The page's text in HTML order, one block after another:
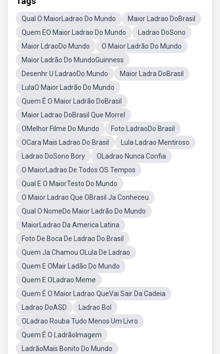
Qual O MaiorLadrao Do Mundo
Maior Ladrao DoBrasil
Quem EO Maior Ladrao Do Mundo
Ladrao DoSono
Maior LdraoDo Mundo
O Maior Ladrão Do Mundo
Maior Ladrão Do MundoGuinness
Desenhr U LadraoDo Mundo
Maior Ladra DoBrasil
LulaO Maior Ladrão Do Mundo
Quem É O Maior Ladrão DoBrasil
Maior Ladrao DoBrasil Que Morrel
OMelhor Filme Do Mundo
Foto LadraoDo Brasil
OCara Mais Ladrao Do Brasil
Lula Ladrao Mentiroso
Ladrao DoSono Bory
OLadrao Nunca Confia
O MaiorLadrao De Todos OS Tempos
Qual E O MaiorTesto Do Mundo
O Maior Ladrao Que OBrasil Ja Conheceu
Qual O NomeDo Maior Ladrão Do Mundo
MaiorLadrao Da America Latina
Foto De Boca De Ladrao Do Brasil
Quem Ja Chamou OLula De Ladrao
Quem E OMair Ladão Do Mundo
Quem E OLadrao Meme
Quem É O Maior Ladrao QueVai Sair Da Cadeia
Ladrao DoASD
Ladrao Bol
OLadrao Rouba Tudo Menos Um Livro
Quem É O LadrãoImagem
LadrãoMais Bonito Do Mundo